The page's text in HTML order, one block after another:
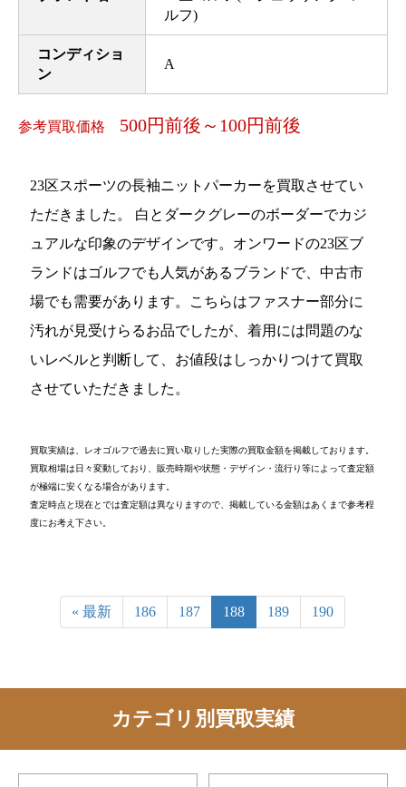
ルフ)
コンディショ
ン
A
参考買取価格 500円前後～100円前後
23区スポーツの長袖ニットパーカーを買取させてい
ただきました。 白とダークグレーのボーダーでカジ
ュアルな印象のデザインです。オンワードの23区ブ
ランドはゴルフでも人気があるブランドで、中古市
場でも需要があります。こちらはファスナー部分に
汚れが見受けらるお品でしたが、着用には問題のな
いレベルと判断して、お値段はしっかりつけて買取
させていただきました。
買取実績は、レオゴルフで過去に買い取りした実際の買取金額を掲載しております。
買取相場は日々変動しており、販売時期や状態・デザイン・流行り等によって査定額
が極端に安くなる場合があります。
査定時点と現在とでは査定額は異なりますので、掲載している金額はあくまで参考程
度にお考え下さい。
« 最新 186 187 188 189 190
カテゴリ別買取実績